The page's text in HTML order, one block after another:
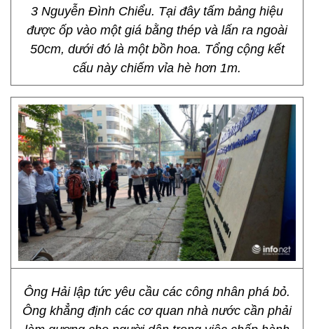
3 Nguyễn Đình Chiểu. Tại đây tấm bảng hiệu
được ốp vào một giá bằng thép và lấn ra ngoài
50cm, dưới đó là một bồn hoa. Tổng cộng kết
cấu này chiếm vỉa hè hơn 1m.
Ông Hải lập tức yêu cầu các công nhân phá bỏ.
Ông khẳng định các cơ quan nhà nước cần phải